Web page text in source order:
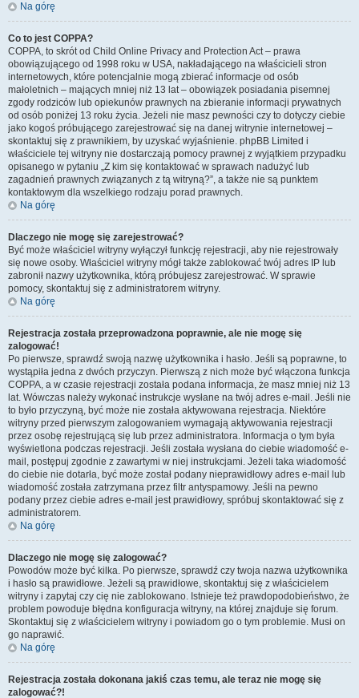
Na górę
Co to jest COPPA?
COPPA, to skrót od Child Online Privacy and Protection Act – prawa
obowiązującego od 1998 roku w USA, nakładającego na właścicieli stron
internetowych, które potencjalnie mogą zbierać informacje od osób
małoletnich – mających mniej niż 13 lat – obowiązek posiadania pisemnej
zgody rodziców lub opiekunów prawnych na zbieranie informacji prywatnych
od osób poniżej 13 roku życia. Jeżeli nie masz pewności czy to dotyczy ciebie
jako kogoś próbującego zarejestrować się na danej witrynie internetowej –
skontaktuj się z prawnikiem, by uzyskać wyjaśnienie. phpBB Limited i
właściciele tej witryny nie dostarczają pomocy prawnej z wyjątkiem przypadku
opisanego w pytaniu „Z kim się kontaktować w sprawach nadużyć lub
zagadnień prawnych związanych z tą witryną?”, a także nie są punktem
kontaktowym dla wszelkiego rodzaju porad prawnych.
Na górę
Dlaczego nie mogę się zarejestrować?
Być może właściciel witryny wyłączył funkcję rejestracji, aby nie rejestrowały
się nowe osoby. Właściciel witryny mógł także zablokować twój adres IP lub
zabronił nazwy użytkownika, którą próbujesz zarejestrować. W sprawie
pomocy, skontaktuj się z administratorem witryny.
Na górę
Rejestracja została przeprowadzona poprawnie, ale nie mogę się
zalogować!
Po pierwsze, sprawdź swoją nazwę użytkownika i hasło. Jeśli są poprawne, to
wystąpiła jedna z dwóch przyczyn. Pierwszą z nich może być włączona funkcja
COPPA, a w czasie rejestracji została podana informacja, że masz mniej niż 13
lat. Wówczas należy wykonać instrukcje wysłane na twój adres e-mail. Jeśli nie
to było przyczyną, być może nie została aktywowana rejestracja. Niektóre
witryny przed pierwszym zalogowaniem wymagają aktywowania rejestracji
przez osobę rejestrującą się lub przez administratora. Informacja o tym była
wyświetlona podczas rejestracji. Jeśli została wysłana do ciebie wiadomość e-
mail, postępuj zgodnie z zawartymi w niej instrukcjami. Jeżeli taka wiadomość
do ciebie nie dotarła, być może został podany nieprawidłowy adres e-mail lub
wiadomość została zatrzymana przez filtr antyspamowy. Jeśli na pewno
podany przez ciebie adres e-mail jest prawidłowy, spróbuj skontaktować się z
administratorem.
Na górę
Dlaczego nie mogę się zalogować?
Powodów może być kilka. Po pierwsze, sprawdź czy twoja nazwa użytkownika
i hasło są prawidłowe. Jeżeli są prawidłowe, skontaktuj się z właścicielem
witryny i zapytaj czy cię nie zablokowano. Istnieje też prawdopodobieństwo, że
problem powoduje błędna konfiguracja witryny, na której znajduje się forum.
Skontaktuj się z właścicielem witryny i powiadom go o tym problemie. Musi on
go naprawić.
Na górę
Rejestracja została dokonana jakiś czas temu, ale teraz nie mogę się
zalogować?!